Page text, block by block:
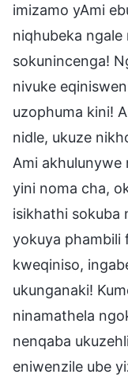
imizamo yAmi
niqhubeka
sokunincenga!
nivuke
uzophuma kini!
nidle, ukuze
Ami akhulunywe
yini noma cha,
isikhathi sokuba
yokuya phambili
kweqiniso,
ukunganaki!
ninamathela
nenqaba
eniwenzile ube